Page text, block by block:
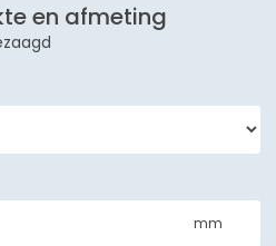
en afmeting
mm